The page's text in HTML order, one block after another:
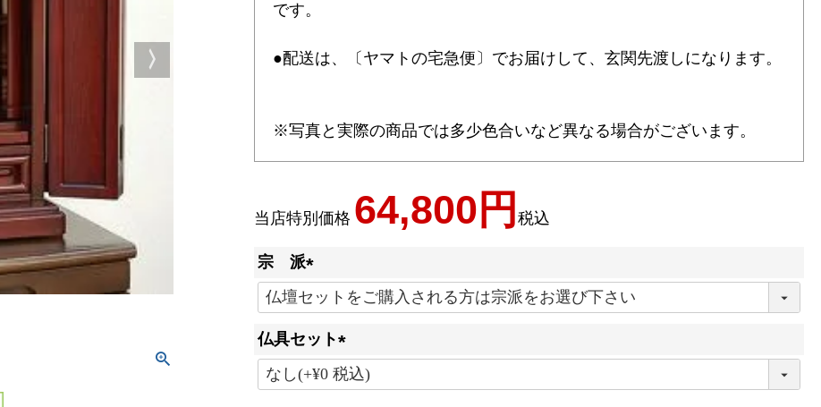
です。
●配送は、〔ヤマトの宅急便〕でお届けして、玄関先渡しになります。
※写真と実際の商品では多少色合いなど異なる場合がございます。
当店特別価格 64,800 税込
宗 派
(
必
須
)
仏具セット
(
必